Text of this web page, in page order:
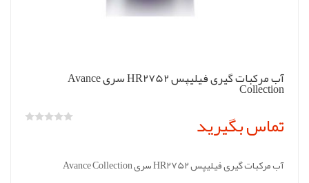
آب مرکبات گیری فیلیپس HR2752 سری Avance Collection
تماس بگیرید
آب مرکبات گیری فیلیپس HR2752 سری Avance Collection